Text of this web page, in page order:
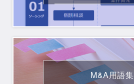
READ MORE
M&A用語集